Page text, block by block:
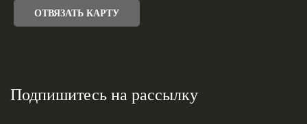
ОТВЯЗАТЬ КАРТУ
Подпишитесь на рассылку